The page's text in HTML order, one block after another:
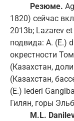
Резюме.
1820) сейчас
2013b; Lazarev
подвида: A. (E.)
окрестности
(Казахстан,
(Казахстан,
(E.) lederi
Гилян, горы
M.L.